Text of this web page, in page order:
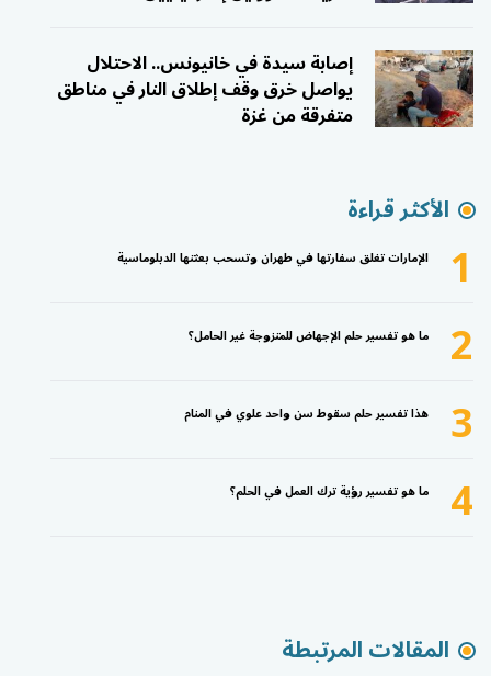
إصابة سيدة في خانيونس.. الاحتلال
يواصل خرق وقف إطلاق النار في مناطق
متفرقة من غزة
الأكثر قراءة
1 الإمارات تغلق سفارتها في طهران وتسحب بعثتها الدبلوماسية
2 ما هو تفسير حلم الإجهاض للمتزوجة غير الحامل؟
3 هذا تفسير حلم سقوط سن واحد علوي في المنام
4 ما هو تفسير رؤية ترك العمل في الحلم؟
المقالات المرتبطة